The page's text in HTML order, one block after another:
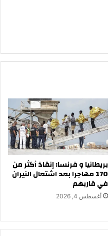
بريطانيا و فرنسا: إنقاذ أكثر من
170 مهاجرا بعد اشتعال النيران
في قاربهم
أغسطس 4, 2026